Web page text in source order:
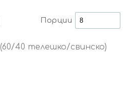
Порции
(60/40 телешко/свинско)